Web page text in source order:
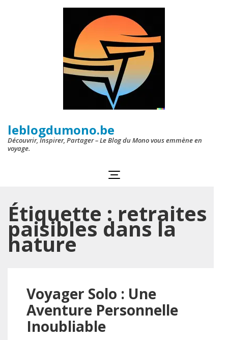
leblogdumono.be
Découvrir, Inspirer, Partager – Le Blog du Mono vous emmène en
voyage.
Étiquette :retraites
paisibles dans la
nature
Voyager Solo : Une
Aventure Personnelle
Inoubliable